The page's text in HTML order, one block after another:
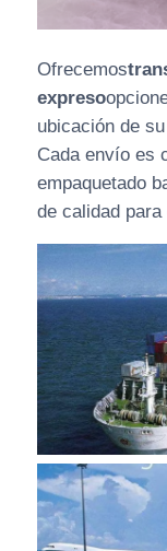
Ofrecemos
expreso
ubicación de
Cada envío es
empaquetado
de calidad